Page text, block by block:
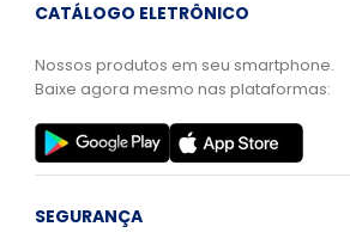
CATÁLOGO ELETRÔNICO
Nossos produtos em seu smartphone.
Baixe agora mesmo nas plataformas:
SEGURANÇA